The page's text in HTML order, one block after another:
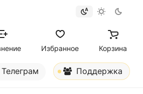
Избранное Корзина
Телеграм Поддержка